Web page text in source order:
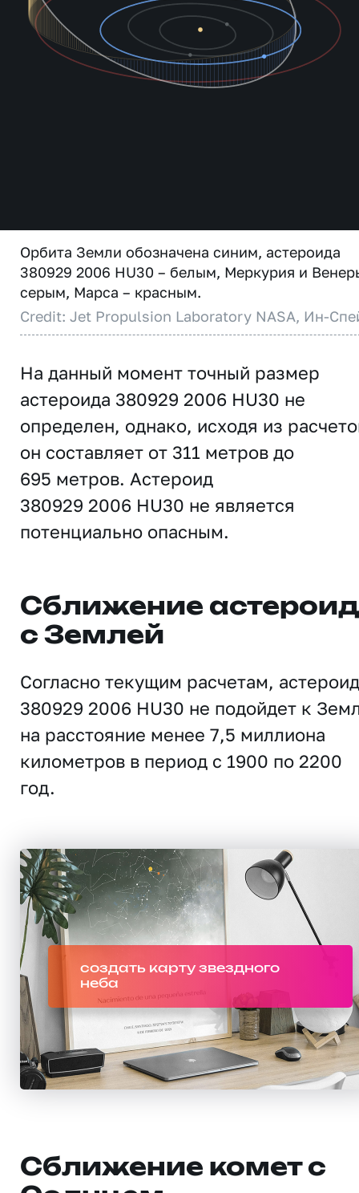
Орбита Земли обозначена синим, астероида
380929 2006 HU30 – белым, Меркурия и
серым, Марса – красным.
Credit: Jet Propulsion Laboratory NASA, Ин-
На данный момент точный размер
астероида 380929 2006 HU30 не
определен, однако, исходя из
он составляет от 311 метров до
695 метров. Астероид
380929 2006 HU30 не является
потенциально опасным.
Сближение
с Землей
Согласно текущим расчетам, астероид
380929 2006 HU30 не подойдет к
на расстояние менее 7,5 миллиона
километров в период с 1900 по 2200
год.
создать карту звездного
неба
Сближение комет с